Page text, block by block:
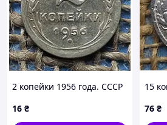
2 копейки 1956 года. СССР
16 ₴
15
76 ₴